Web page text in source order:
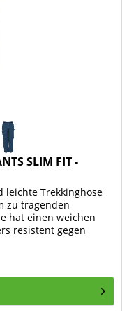
SLIM FIT -
leichte Trekkinghose
zu tragenden
hat einen weichen
resistent gegen